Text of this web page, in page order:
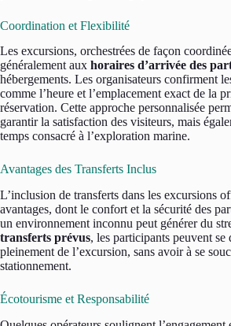
Coordination et Flexibilité
Les excursions, orchestrées de façon
généralement aux horaires d’arrivée des
hébergements. Les organisateurs confirment
comme l’heure et l’emplacement exact de la
réservation. Cette approche personnalisée
garantir la satisfaction des visiteurs, mais
temps consacré à l’exploration marine.
Avantages des Transferts Inclus
L’inclusion de transferts dans les excursions
avantages, dont le confort et la sécurité des
un environnement inconnu peut générer du
transferts prévus, les participants peuvent se
pleinement de l’excursion, sans avoir à se
stationnement.
Écotourisme et Responsabilité